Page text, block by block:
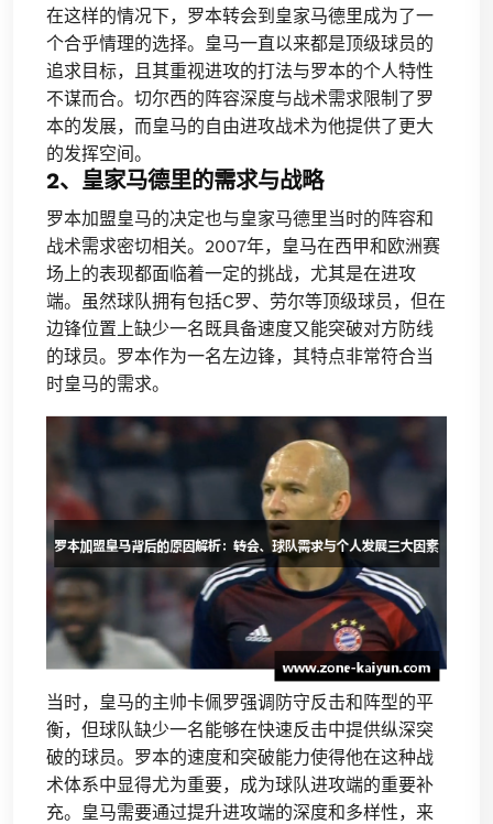
在这样的情况下，罗本转会到皇家马德里成为了一
个合乎情理的选择。皇马一直以来都是顶级球员的
追求目标，且其重视进攻的打法与罗本的个人特性
不谋而合。切尔西的阵容深度与战术需求限制了罗
本的发展，而皇马的自由进攻战术为他提供了更大
的发挥空间。
2、皇家马德里的需求与战略
罗本加盟皇马的决定也与皇家马德里当时的阵容和
战术需求密切相关。2007年，皇马在西甲和欧洲赛
场上的表现都面临着一定的挑战，尤其是在进攻
端。虽然球队拥有包括C罗、劳尔等顶级球员，但在
边锋位置上缺少一名既具备速度又能突破对方防线
的球员。罗本作为一名左边锋，其特点非常符合当
时皇马的需求。
当时，皇马的主帅卡佩罗强调防守反击和阵型的平
衡，但球队缺少一名能够在快速反击中提供纵深突
破的球员。罗本的速度和突破能力使得他在这种战
术体系中显得尤为重要，成为球队进攻端的重要补
充。皇马需要通过提升进攻端的深度和多样性，来